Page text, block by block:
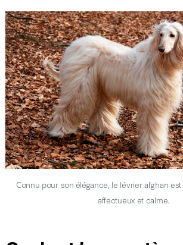
Connu pour son élégance, le lévrier afghan
affectueux et calme.